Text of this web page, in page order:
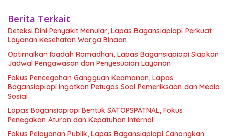
Berita Terkait
Deteksi Dini Penyakit Menular, Lapas Bagansiapiapi Perkuat
Layanan Kesehatan Warga Binaan
Optimalkan Ibadah Ramadhan, Lapas Bagansiapiapi Siapkan
Jadwal Pengawasan dan Penyesuaian Layanan
Fokus Pencegahan Gangguan Keamanan, Lapas
Bagansiapiapi Ingatkan Petugas Soal Pemeriksaan dan Media
Sosial
Lapas Bagansiapiapi Bentuk SATOPSPATNAL, Fokus
Penegakan Aturan dan Kepatuhan Internal
Fokus Pelayanan Publik, Lapas Bagansiapiapi Canangkan